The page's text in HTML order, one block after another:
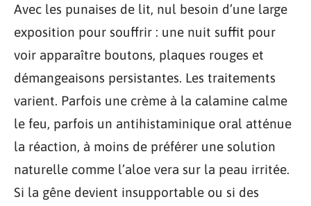
Avec les punaises de lit, nul besoin d’une large
exposition pour souffrir : une nuit suffit pour
voir apparaître boutons, plaques rouges et
démangeaisons persistantes. Les traitements
varient. Parfois une crème à la calamine calme
le feu, parfois un antihistaminique oral atténue
la réaction, à moins de préférer une solution
naturelle comme l’aloe vera sur la peau irritée.
Si la gêne devient insupportable ou si des